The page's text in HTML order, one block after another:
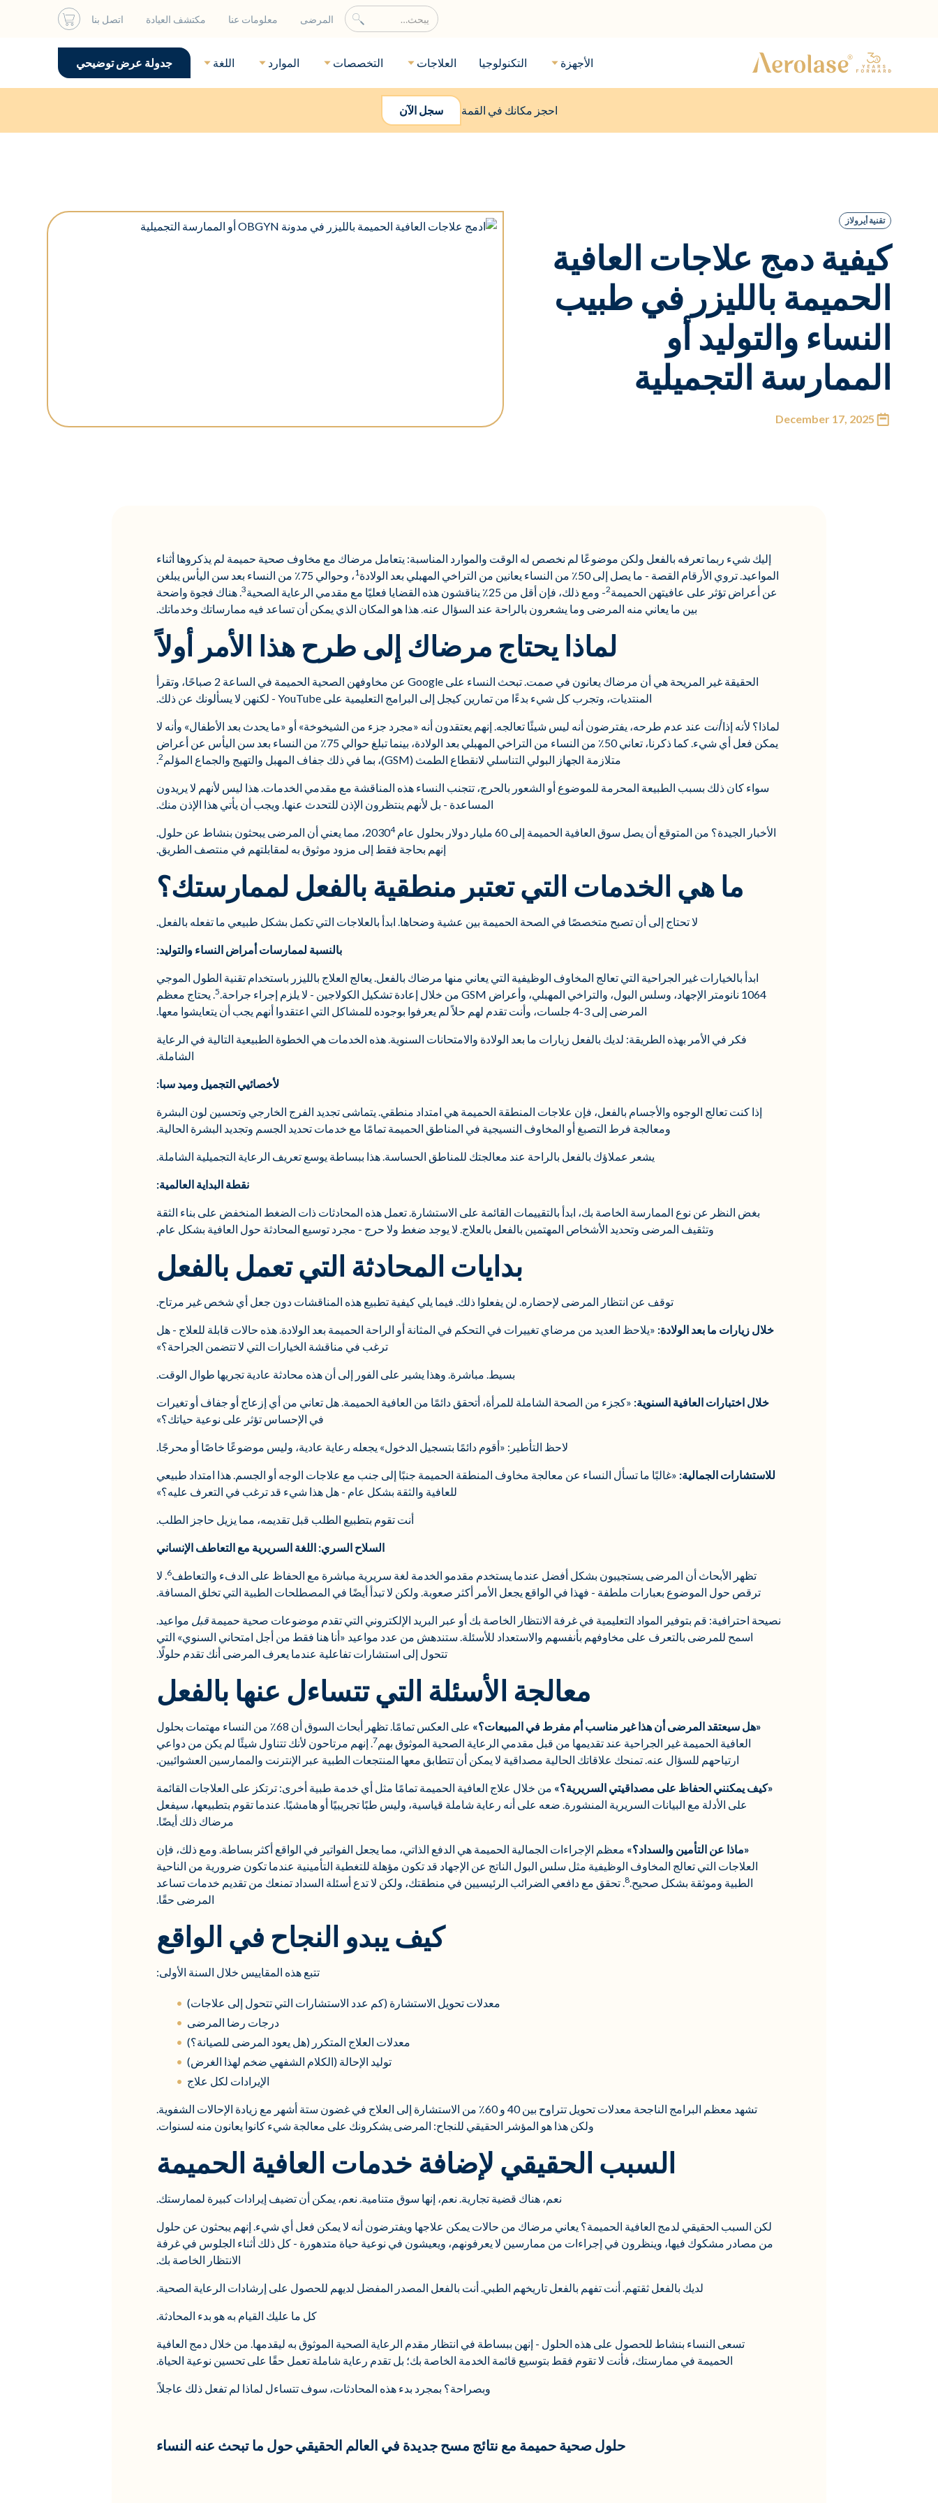
المرضى معلومات عنا مكتشف العيادة اتصل بنا
الأجهزة التكنولوجيا العلاجات التخصصات الموارد اللغة جدولة عرض توضيحي
احجز مكانك في القمة سجل الآن
تقنية أيرولاز
كيفية دمج علاجات العافية
الحميمة بالليزر في طبيب
النساء والتوليد أو
الممارسة التجميلية
December 17, 2025
إليك شيء ربما تعرفه بالفعل ولكن موضوعًا لم نخصص له الوقت والموارد المناسبة: يتعامل مرضاك مع مخاوف صحية حميمة لم يذكروها أثناء
المواعيد. تروي الأرقام القصة - ما يصل إلى 50٪ من النساء يعانين من التراخي المهبلي بعد الولادة
1
، وحوالي 75٪ من النساء بعد سن اليأس يبلغن
عن أعراض تؤثر على عافيتهن الحميمة2- ومع ذلك، فإن أقل من 25٪ يناقشون هذه القضايا فعليًا مع مقدمي الرعاية الصحية 3. هناك فجوة واضحة
بين ما يعاني منه المرضى وما يشعرون بالراحة عند السؤال عنه. هذا هو المكان الذي يمكن أن تساعد فيه ممارساتك وخدماتك.
لماذا يحتاج مرضاك إلى طرح هذا الأمر أولاً
الحقيقة غير المريحة هي أن مرضاك يعانون في صمت. تبحث النساء على Google عن مخاوفهن الصحية الحميمة في الساعة 2 صباحًا، وتقرأ
المنتديات، وتجرب كل شيء بدءًا من تمارين كيجل إلى البرامج التعليمية على YouTube - لكنهن لا يسألونك عن ذلك.
لماذا؟ لأنه إذاأنت عند عدم طرحه، يفترضون أنه ليس شيئًا تعالجه. إنهم يعتقدون أنه «مجرد جزء من الشيخوخة» أو «ما يحدث بعد الأطفال» وأنه لا
يمكن فعل أي شيء. كما ذكرنا، تعاني 50٪ من النساء من التراخي المهبلي بعد الولادة، بينما تبلغ حوالي 75٪ من النساء بعد سن اليأس عن أعراض
متلازمة الجهاز البولي التناسلي لانقطاع الطمث (GSM)، بما في ذلك جفاف المهبل والتهيج والجماع المؤلم
2
.
سواء كان ذلك بسبب الطبيعة المحرمة للموضوع أو الشعور بالحرج، تتجنب النساء هذه المناقشة مع مقدمي الخدمات. هذا ليس لأنهم لا يريدون
المساعدة - بل لأنهم ينتظرون الإذن للتحدث عنها. ويجب أن يأتي هذا الإذن منك.
الأخبار الجيدة؟ من المتوقع أن يصل سوق العافية الحميمة إلى 60 مليار دولار بحلول عام 2030 4
، مما يعني أن المرضى يبحثون بنشاط عن حلول.
إنهم بحاجة فقط إلى مزود موثوق به لمقابلتهم في منتصف الطريق.
ما هي الخدمات التي تعتبر منطقية بالفعل لممارستك؟
لا تحتاج إلى أن تصبح متخصصًا في الصحة الحميمة بين عشية وضحاها. ابدأ بالعلاجات التي تكمل بشكل طبيعي ما تفعله بالفعل.
بالنسبة لممارسات أمراض النساء والتوليد:
ابدأ بالخيارات غير الجراحية التي تعالج المخاوف الوظيفية التي يعاني منها مرضاك بالفعل. يعالج العلاج بالليزر باستخدام تقنية الطول الموجي
1064 نانومتر الإجهاد، وسلس البول، والتراخي المهبلي، وأعراض GSM من خلال إعادة تشكيل الكولاجين - لا يلزم إجراء جراحة.
5. يحتاج معظم
المرضى إلى 3-4 جلسات، وأنت تقدم لهم حلاً لم يعرفوا بوجوده للمشاكل التي اعتقدوا أنهم يجب أن يتعايشوا معها.
فكر في الأمر بهذه الطريقة: لديك بالفعل زيارات ما بعد الولادة والامتحانات السنوية. هذه الخدمات هي الخطوة الطبيعية التالية في الرعاية
الشاملة.
لأخصائيي التجميل وميد سبا:
إذا كنت تعالج الوجوه والأجسام بالفعل، فإن علاجات المنطقة الحميمة هي امتداد منطقي. يتماشى تجديد الفرج الخارجي وتحسين لون البشرة
ومعالجة فرط التصبغ أو المخاوف النسيجية في المناطق الحميمة تمامًا مع خدمات تحديد الجسم وتجديد البشرة الحالية.
يشعر عملاؤك بالفعل بالراحة عند معالجتك للمناطق الحساسة. هذا ببساطة يوسع تعريف الرعاية التجميلية الشاملة.
نقطة البداية العالمية:
بغض النظر عن نوع الممارسة الخاصة بك، ابدأ بالتقييمات القائمة على الاستشارة. تعمل هذه المحادثات ذات الضغط المنخفض على بناء الثقة
وتثقيف المرضى وتحديد الأشخاص المهتمين بالفعل بالعلاج. لا يوجد ضغط ولا حرج - مجرد توسيع المحادثة حول العافية بشكل عام.
بدايات المحادثة التي تعمل بالفعل
توقف عن انتظار المرضى لإحضاره. لن يفعلوا ذلك. فيما يلي كيفية تطبيع هذه المناقشات دون جعل أي شخص غير مرتاح.
خلال زيارات ما بعد الولادة: «يلاحظ العديد من مرضاي تغييرات في التحكم في المثانة أو الراحة الحميمة بعد الولادة. هذه حالات قابلة للعلاج - هل
ترغب في مناقشة الخيارات التي لا تتضمن الجراحة؟»
بسيط. مباشرة. وهذا يشير على الفور إلى أن هذه محادثة عادية تجريها طوال الوقت.
خلال اختبارات العافية السنوية: «كجزء من الصحة الشاملة للمرأة، أتحقق دائمًا من العافية الحميمة. هل تعاني من أي إزعاج أو جفاف أو تغيرات
في الإحساس تؤثر على نوعية حياتك؟»
لاحظ التأطير: «أقوم دائمًا بتسجيل الدخول» يجعله رعاية عادية، وليس موضوعًا خاصًا أو محرجًا.
للاستشارات الجمالية: «غالبًا ما تسأل النساء عن معالجة مخاوف المنطقة الحميمة جنبًا إلى جنب مع علاجات الوجه أو الجسم. هذا امتداد طبيعي
للعافية والثقة بشكل عام - هل هذا شيء قد ترغب في التعرف عليه؟»
أنت تقوم بتطبيع الطلب قبل تقديمه، مما يزيل حاجز الطلب.
السلاح السري: اللغة السريرية مع التعاطف الإنساني
تظهر الأبحاث أن المرضى يستجيبون بشكل أفضل عندما يستخدم مقدمو الخدمة لغة سريرية مباشرة مع الحفاظ على الدفء والتعاطف6. لا
ترقص حول الموضوع بعبارات ملطفة - فهذا في الواقع يجعل الأمر أكثر صعوبة. ولكن لا تبدأ أيضًا في المصطلحات الطبية التي تخلق المسافة.
نصيحة احترافية: قم بتوفير المواد التعليمية في غرفة الانتظار الخاصة بك أو عبر البريد الإلكتروني التي تقدم موضوعات صحية حميمة قبل مواعيد.
اسمح للمرضى بالتعرف على مخاوفهم بأنفسهم والاستعداد للأسئلة. ستندهش من عدد مواعيد «أنا هنا فقط من أجل امتحاني السنوي» التي
تتحول إلى استشارات تفاعلية عندما يعرف المرضى أنك تقدم حلولًا.
معالجة الأسئلة التي تتساءل عنها بالفعل
«هل سيعتقد المرضى أن هذا غير مناسب أم مفرط في المبيعات؟»
على العكس تمامًا. تظهر أبحاث السوق أن 68٪ من النساء مهتمات بحلول
العافية الحميمة غير الجراحية عند تقديمها من قبل مقدمي الرعاية الصحية الموثوق بهم7. إنهم مرتاحون لأنك تتناول شيئًا لم يكن من دواعي
ارتياحهم للسؤال عنه. تمنحك علاقاتك الحالية مصداقية لا يمكن أن تتطابق معها المنتجعات الطبية عبر الإنترنت والممارسين العشوائيين.
«كيف يمكنني الحفاظ على مصداقيتي السريرية؟» من خلال علاج العافية الحميمة تمامًا مثل أي خدمة طبية أخرى: ترتكز على العلاجات القائمة
على الأدلة مع البيانات السريرية المنشورة. ضعه على أنه رعاية شاملة قياسية، وليس طبًا تجريبيًا أو هامشيًا. عندما تقوم بتطبيعها، سيفعل
مرضاك ذلك أيضًا.
«ماذا عن التأمين والسداد؟» معظم الإجراءات الجمالية الحميمة هي الدفع الذاتي، مما يجعل الفواتير في الواقع أكثر بساطة. ومع ذلك، فإن
العلاجات التي تعالج المخاوف الوظيفية مثل سلس البول الناتج عن الإجهاد قد تكون مؤهلة للتغطية التأمينية عندما تكون ضرورية من الناحية
الطبية وموثقة بشكل صحيح.8. تحقق مع دافعي الضرائب الرئيسيين في منطقتك، ولكن لا تدع أسئلة السداد تمنعك من تقديم خدمات تساعد
المرضى حقًا.
كيف يبدو النجاح في الواقع
تتبع هذه المقاييس خلال السنة الأولى:
معدلات تحويل الاستشارة (كم عدد الاستشارات التي تتحول إلى علاجات)
درجات رضا المرضى
معدلات العلاج المتكرر (هل يعود المرضى للصيانة؟)
توليد الإحالة (الكلام الشفهي ضخم لهذا الغرض)
الإيرادات لكل علاج
تشهد معظم البرامج الناجحة معدلات تحويل تتراوح بين 40 و 60٪ من الاستشارة إلى العلاج في غضون ستة أشهر مع زيادة الإحالات الشفوية.
ولكن هذا هو المؤشر الحقيقي للنجاح: المرضى يشكرونك على معالجة شيء كانوا يعانون منه لسنوات.
السبب الحقيقي لإضافة خدمات العافية الحميمة
نعم، هناك قضية تجارية. نعم، إنها سوق متنامية. نعم، يمكن أن تضيف إيرادات كبيرة لممارستك.
لكن السبب الحقيقي لدمج العافية الحميمة؟ يعاني مرضاك من حالات يمكن علاجها ويفترضون أنه لا يمكن فعل أي شيء. إنهم يبحثون عن حلول
من مصادر مشكوك فيها، وينظرون في إجراءات من ممارسين لا يعرفونهم، ويعيشون في نوعية حياة متدهورة - كل ذلك أثناء الجلوس في غرفة
الانتظار الخاصة بك.
لديك بالفعل ثقتهم. أنت تفهم بالفعل تاريخهم الطبي. أنت بالفعل المصدر المفضل لديهم للحصول على إرشادات الرعاية الصحية.
كل ما عليك القيام به هو بدء المحادثة.
تسعى النساء بنشاط للحصول على هذه الحلول - إنهن ببساطة في انتظار مقدم الرعاية الصحية الموثوق به ليقدمها. من خلال دمج العافية
الحميمة في ممارستك، فأنت لا تقوم فقط بتوسيع قائمة الخدمة الخاصة بك؛ بل تقدم رعاية شاملة تعمل حقًا على تحسين نوعية الحياة.
وبصراحة؟ بمجرد بدء هذه المحادثات، سوف تتساءل لماذا لم تفعل ذلك عاجلاً.
حلول صحية حميمة مع نتائج مسح جديدة في العالم الحقيقي حول ما تبحث عنه النساء